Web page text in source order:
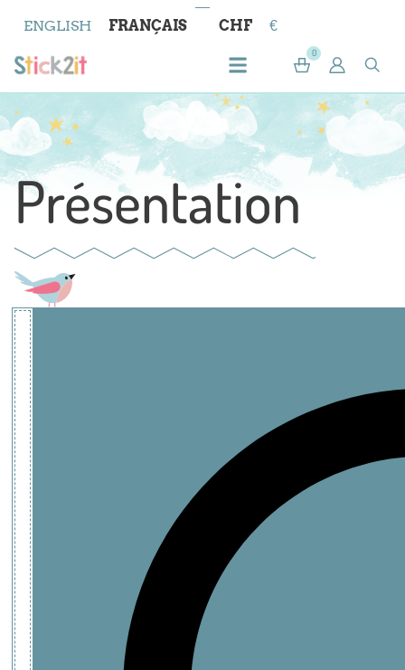
ENGLISH FRANÇAIS CHF €
0
Présentation